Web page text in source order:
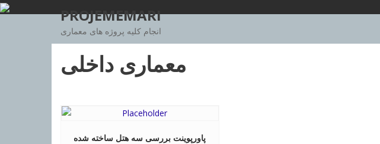
Skip
PROJEMEMARI
انجام کلیه پروژه های معماری
معماری داخلی
پاورپوینت بررسی سه هتل ساخته شده